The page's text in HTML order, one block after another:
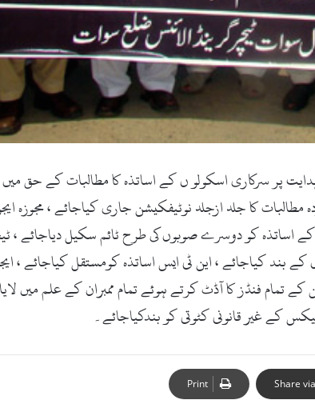
الائنس خیبرپختونخوا کی ہدایت پر سرکاری اسکولو ں کے اساتذہ کا
کا جلد ازجلد نوٹیفکیشن جاری کیاجائے ، مجوزہ
اساتذہ کو دوسرے صوبوں کی طرح ٹائم سکیل دیاجائے ،
بند کیاجائے ، این ٹی ایس اساتذہ کومستقل کیاجائے ،
تمام فنڈز کا آڈٹ کرتے ہوئے تمام ممبران کے علم میں
کے غیر قانونی کٹوتی کو بندکیاجائے۔
Share
Print